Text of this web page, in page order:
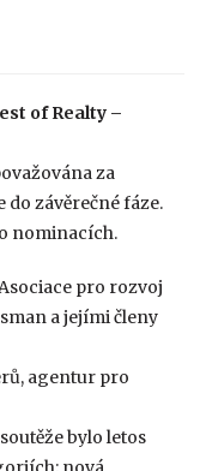
of Realty –
za
do závěrečné fáze.
nominacích.
pro rozvoj
a jejími členy
agentur pro
bylo letos